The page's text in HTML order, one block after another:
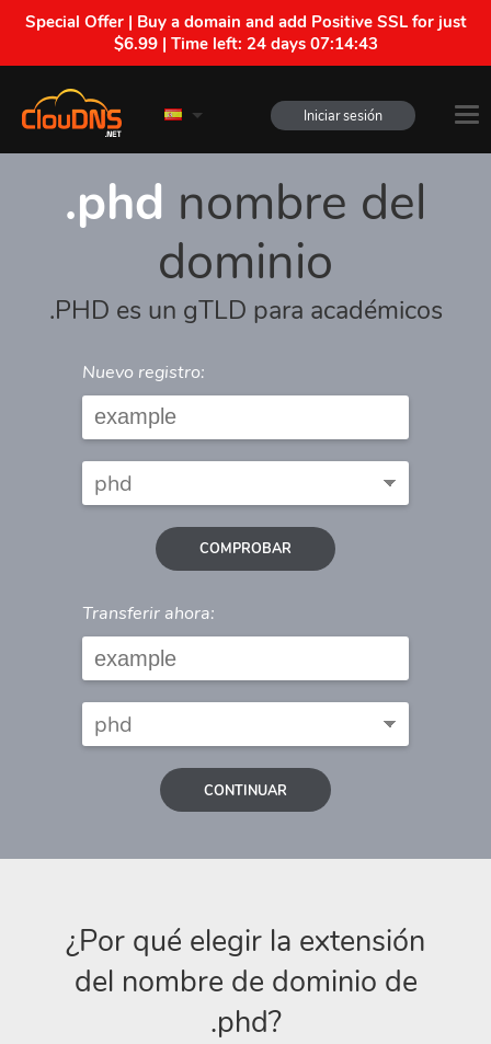
Special Offer | Buy a domain and add Positive SSL for just
$6.99 | Time left: 24 days 07:14:43
Iniciar sesión
.phd nombre del
dominio
.PHD es un gTLD para académicos
Nuevo registro:
COMPROBAR
Transferir ahora:
CONTINUAR
¿Por qué elegir la extensión
del nombre de dominio de
.phd?